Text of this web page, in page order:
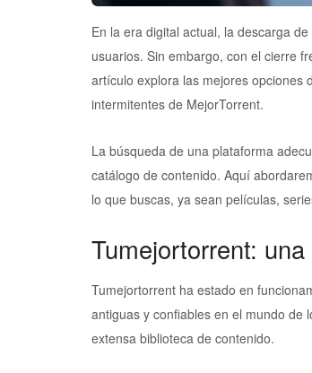
En la era digital actual, la descarga
usuarios. Sin embargo, con el cierre
artículo explora las mejores opciones
intermitentes de MejorTorrent.
La búsqueda de una plataforma
catálogo de contenido. Aquí
lo que buscas, ya sean películas,
Tumejortorrent:
Tumejortorrent ha estado en
antiguas y confiables en el mundo de
extensa biblioteca de contenido.